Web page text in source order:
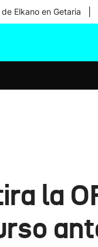
Elkano en Getaria
la